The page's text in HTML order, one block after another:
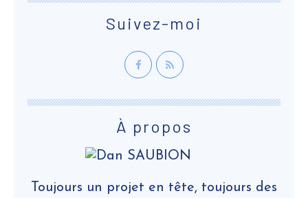
Suivez-moi
À propos
Toujours un projet en tête, toujours des